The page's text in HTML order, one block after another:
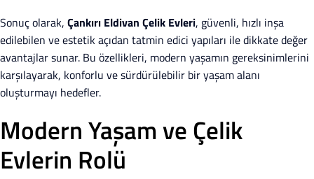
Sonuç olarak, Çankırı Eldivan Çelik Evleri, güvenli, hızlı inşa
edilebilen ve estetik açıdan tatmin edici yapıları ile dikkate değer
avantajlar sunar. Bu özellikleri, modern yaşamın gereksinimlerini
karşılayarak, konforlu ve sürdürülebilir bir yaşam alanı
oluşturmayı hedefler.
Modern Yaşam ve Çelik
Evlerin Rolü